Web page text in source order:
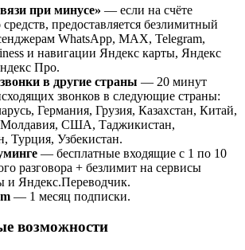
при минусе» — если на счёте
средств, предоставляется безлимитный
WhatsApp, МАХ, Telegram,
и навигации Яндекс карты, Яндекс
Про.
в другие страны — 20 минут
звонков в следующие страны:
Германия, Грузия, Казахстан, Китай,
США, Таджикистан,
Турция, Узбекистан.
— бесплатные входящие с 1 по 10
разговора + безлимит на сервисы
и Яндекс.Переводчик.
— 1 месяц подписки.
возможности